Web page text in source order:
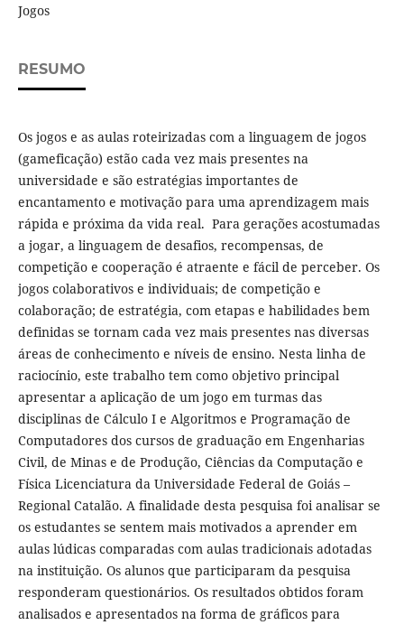
Jogos
RESUMO
Os jogos e as aulas roteirizadas com a linguagem de jogos
(gameficação) estão cada vez mais presentes na
universidade e são estratégias importantes de
encantamento e motivação para uma aprendizagem mais
rápida e próxima da vida real. Para gerações acostumadas
a jogar, a linguagem de desafios, recompensas, de
competição e cooperação é atraente e fácil de perceber. Os
jogos colaborativos e individuais; de competição e
colaboração; de estratégia, com etapas e habilidades bem
definidas se tornam cada vez mais presentes nas diversas
áreas de conhecimento e níveis de ensino. Nesta linha de
raciocínio, este trabalho tem como objetivo principal
apresentar a aplicação de um jogo em turmas das
disciplinas de Cálculo I e Algoritmos e Programação de
Computadores dos cursos de graduação em Engenharias
Civil, de Minas e de Produção, Ciências da Computação e
Física Licenciatura da Universidade Federal de Goiás –
Regional Catalão. A finalidade desta pesquisa foi analisar se
os estudantes se sentem mais motivados a aprender em
aulas lúdicas comparadas com aulas tradicionais adotadas
na instituição. Os alunos que participaram da pesquisa
responderam questionários. Os resultados obtidos foram
analisados e apresentados na forma de gráficos para